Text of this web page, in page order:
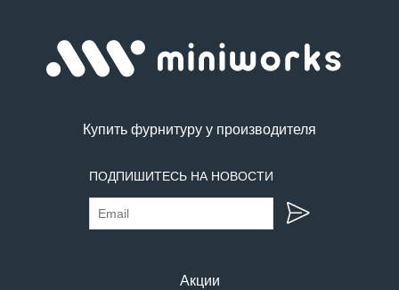
Купить фурнитуру у производителя
ПОДПИШИТЕСЬ НА НОВОСТИ
Акции